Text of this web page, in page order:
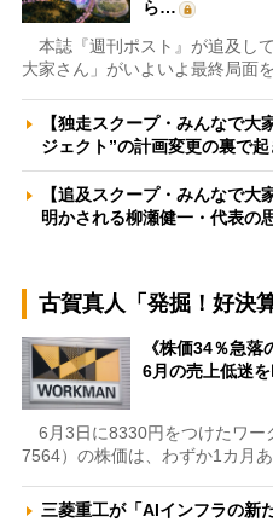
ら…
本誌『週刊ポスト』が追及し
大家さん」がいよいよ最終局面
【独走スクープ・みんなで大
ジェクト”の計画変更の裏で
【追及スクープ・みんなで
明かされる柳瀬健一・代表の
古賀真人「発掘！好決
《株価34％急落
6月の売上低迷
6月3日に8330円をつけたワー
7564）の株価は、わずか1カ月
三菱重工が「AIインフラの新